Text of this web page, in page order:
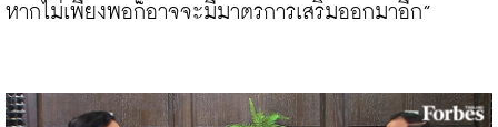
หากไม่เพียงพอก็อาจจะมีมาตรการเสริมออกมาอีก”